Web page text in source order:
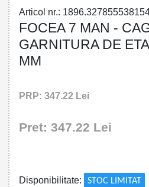
Articol nr.:
FOCEA 7 MAN -
GARNITURA DE
MM
PRP: 347.22 Lei
Pret: 347.22 Lei
Disponibilitate: STOC LIMITAT